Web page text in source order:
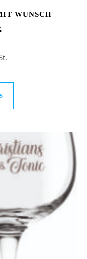
WUNSCH
€9,90 bis €39,90
Dieses Produkt